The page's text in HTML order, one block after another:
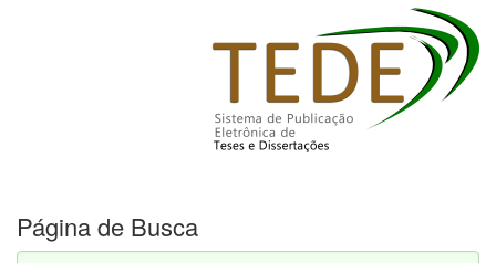
Página de Busca